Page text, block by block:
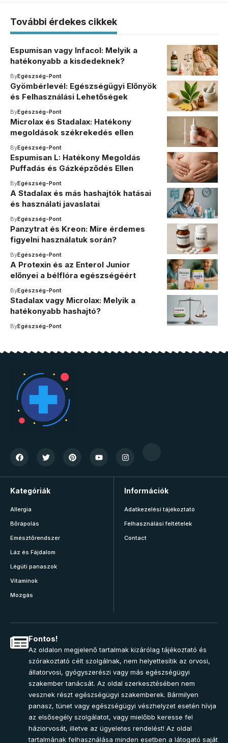
További érdekes cikkek
Espumisan vagy Infacol: Melyik a
hatékonyabb a kisdedeknek?
ByEgészség-Pont
Gyömbérlevél: Egészségügyi Előnyök
és Felhasználási Lehetőségek
ByEgészség-Pont
Microlax és Stadalax: Hatékony
megoldások székrekedés ellen
ByEgészség-Pont
Espumisan L: Hatékony Megoldás
Puffadás és Gázképződés Ellen
ByEgészség-Pont
A Stadalax és más hashajtók hatásai
és használati javaslatai
ByEgészség-Pont
Panzytrat és Kreon: Mire érdemes
figyelni használatuk során?
ByEgészség-Pont
A Protexin és az Enterol Junior
előnyei a bélflóra egészségéért
ByEgészség-Pont
Stadalax vagy Microlax: Melyik a
hatékonyabb hashajtó?
ByEgészség-Pont
Kategóriák
Allergia
Bőrápolás
Emésztőrendszer
Láz és Fájdalom
Légúti panaszok
Vitaminok
Mozgás
Információk
Adatkezelési tájékoztató
Felhasználási feltételek
Contact
Fontos!
Az oldalon megjelenő tartalmak kizárólag tájékoztató és
szórakoztató célt szolgálnak, nem helyettesítik az orvosi,
állatorvosi, gyógyszerészi vagy más egészségügyi
szakember tanácsát. Az oldal szerkesztésében nem
vesznek részt egészségügyi szakemberek. Bármilyen
panasz, tünet vagy egészségügyi vészhelyzet esetén hívja
az elsősegély szolgálatot, vagy mielőbb keresse fel
háziorvosát, illetve az ügyeletes rendelést! Az oldal
tartalmának felhasználása minden esetben a látogató saját